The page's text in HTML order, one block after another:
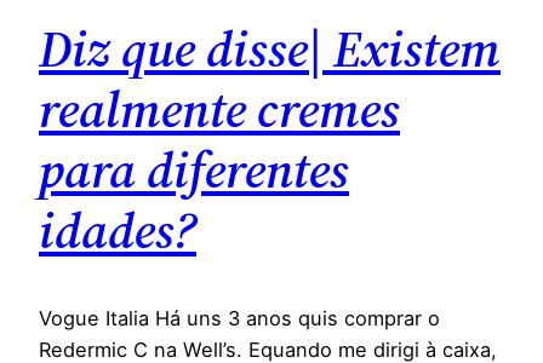
Diz que disse| Existem
realmente cremes
para diferentes
idades?
Vogue Italia Há uns 3 anos quis comprar o
Redermic C na Well’s. Equando me dirigi à caixa,